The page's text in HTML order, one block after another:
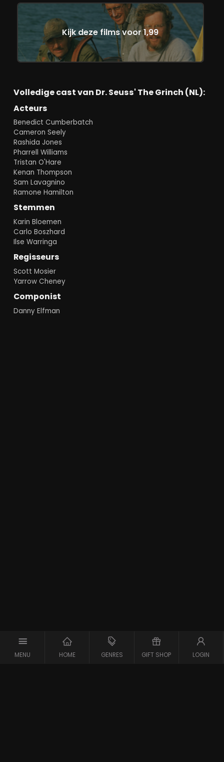
MENU HOME GENRES GIFT SHOP LOGIN
Kijk deze films voor 1,99
Volledige cast van Dr. Seuss' The Grinch (NL):
Acteurs
Benedict Cumberbatch
Cameron Seely
Rashida Jones
Pharrell Williams
Tristan O'Hare
Kenan Thompson
Sam Lavagnino
Ramone Hamilton
Stemmen
Karin Bloemen
Carlo Boszhard
Ilse Warringa
Regisseurs
Scott Mosier
Yarrow Cheney
Componist
Danny Elfman